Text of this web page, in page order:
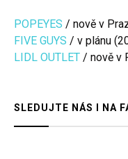
POPEYES / nově v
FIVE GUYS / v plánu
LIDL OUTLET / nově v
SLEDUJTE NÁS I NA